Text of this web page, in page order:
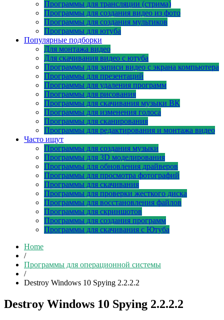
Программы для трансляции (стрима)
Программы для создания видео из фото
Программы для создания мультиков
Программы для ютуба
Популярные подборки
Для монтажа видео
Для скачивания видео с ютуба
Программы для записи видео с экрана компьютера
Программы для презентаций
Программы для удаления программ
Программы для рисования
Программы для скачивания музыки ВК
Программы для изменения голоса
Программы для сканирования
Программы для редактирования и монтажа видео
Часто ищут
Программы для создания музыки
Программы для 3D моделирования
Программы для обновления драйверов
Программы для просмотра фотографий
Программы для скачивания
Программы для проверки жесткого диска
Программы для восстановления файлов
Программы для скриншотов
Программы для создания программ
Программы для скачивания с Ютуба
Home
/
Программы для операционной системы
/
Destroy Windows 10 Spying 2.2.2.2
Destroy Windows 10 Spying 2.2.2.2